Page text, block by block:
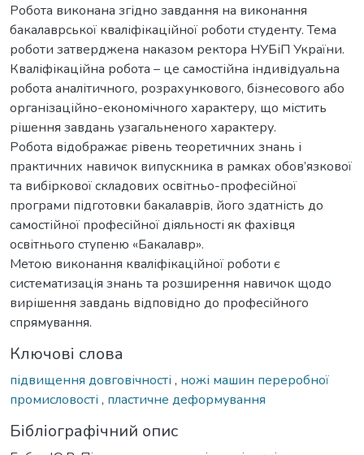
Робота виконана згідно завдання на виконання
бакалаврської кваліфікаційної роботи студенту. Тема
роботи затверджена наказом ректора НУБіП України.
Кваліфікаційна робота – це самостійна індивідуальна
робота аналітичного, розрахункового, бізнесового або
організаційно-економічного характеру, що містить
рішення завдань узагальненого характеру.
Робота відображає рівень теоретичних знань і
практичних навичок випускника в рамках обов’язкової
та вибіркової складових освітньо-професійної
програми підготовки бакалаврів, його здатність до
самостійної професійної діяльності як фахівця
освітнього ступеню «Бакалавр».
Метою виконання кваліфікаційної роботи є
систематизація знань та розширення навичок щодо
вирішення завдань відповідно до професійного
спрямування.
Ключові слова
підвищення довговічності , ножі машин переробної
промисловості , пластичне деформування
Бібліографічний опис